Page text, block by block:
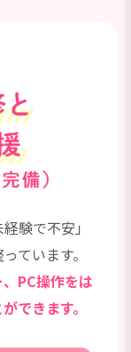
験で不安」
ています。
PC操作をは
できます。